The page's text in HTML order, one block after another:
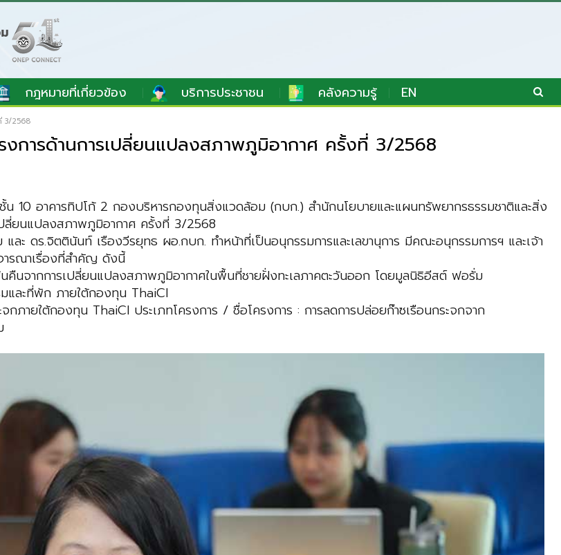
กฎหมายที่เกี่ยวข้อง บริการประชาชน คลังความรู้ EN
3/2568
การด้านการเปลี่ยนแปลงสภาพภูมิอากาศ ครั้งที่ 3/2568
อาคารทิปโก้ 2 กองบริหารกองทุนสิ่งแวดล้อม (กบก.) สำนักนโยบายและแผนทรัพยากรธรรมชาติและสิ่ง
ลี่ยนแปลงสภาพภูมิอากาศ ครั้งที่ 3/2568
ะ ดร.จิตตินันท์ เรืองวีรยุทธ ผอ.กบก. ทำหน้าที่เป็นอนุกรรมการและเลขานุการ มีคณะอนุกรรมการฯ และเจ้า
ารณาเรื่องที่สำคัญ ดังนี้
คืนจากการเปลี่ยนแปลงสภาพภูมิอากาศในพื้นที่ชายฝั่งทะเลภาคตะวันออก โดยมูลนิธิอีสต์ ฟอรั่ม
มและที่พัก ภายใต้กองทุน ThaiCI
กภายใต้กองทุน ThaiCI ประเภทโครงการ / ชื่อโครงการ : การลดการปล่อยก๊าซเรือนกระจกจาก